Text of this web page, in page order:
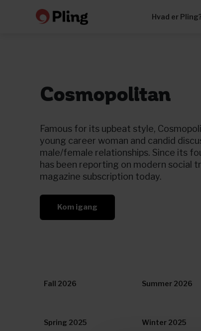
Hvad er
Cosmopolitan
Famous for its upbeat style,
young career woman and candid
male/female relationships. Since its
has been reporting on modern social
magazine subscription today.
Kom igang
Fall 2026 Summer 2026
Spring 2025 Winter 2025